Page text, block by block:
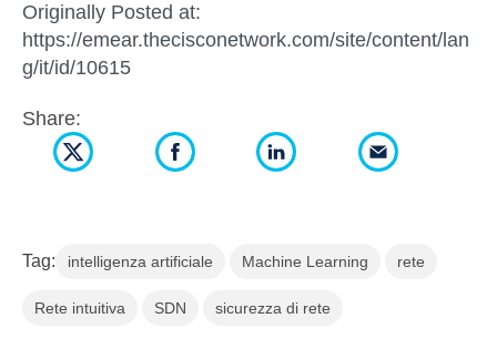
Originally Posted at:
https://emear.thecisconetwork.com/site/content/lan
g/it/id/10615
Share:
Tag: intelligenza artificiale Machine Learning rete
Rete intuitiva SDN sicurezza di rete